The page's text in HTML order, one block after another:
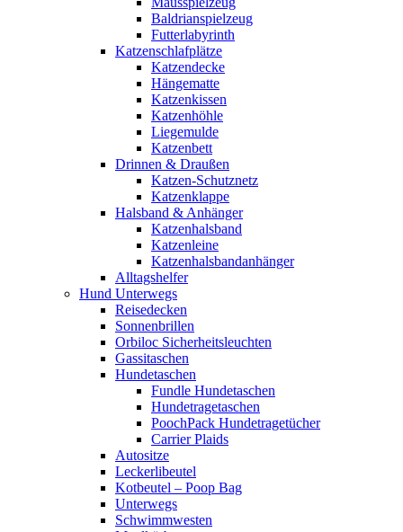
Baldrianspielzeug
Futterlabyrinth
Katzenschlafplätze
Katzendecke
Hängematte
Katzenkissen
Katzenhöhle
Liegemulde
Katzenbett
Drinnen & Draußen
Katzen-Schutznetz
Katzenklappe
Halsband & Anhänger
Katzenhalsband
Katzenleine
Katzenhalsbandanhänger
Alltagshelfer
Hund Unterwegs
Reisedecken
Sonnenbrillen
Orbiloc Sicherheitsleuchten
Gassitaschen
Hundetaschen
Fundle Hundetaschen
Hundetragetaschen
PoochPack Hundetragetücher
Carrier Plaids
Autositze
Leckerlibeutel
Kotbeutel – Poop Bag
Unterwegs
Schwimmwesten